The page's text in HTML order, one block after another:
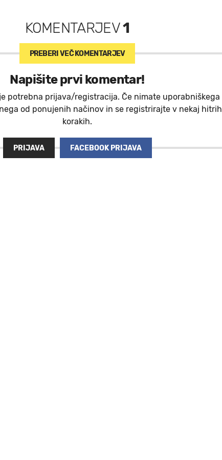
KOMENTARJEV1
PREBERI VEČ KOMENTARJEV
Napišite prvi komentar!
potrebna prijava/registracija. Če nimate uporabniškega
od ponujenih načinov in se registrirajte v nekaj hitrih
korakih.
PRIJAVA FACEBOOK PRIJAVA